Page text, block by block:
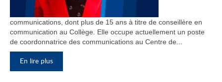
communications, dont plus de 15 ans à titre de conseillère en
communication au Collège. Elle occupe actuellement un poste
de coordonnatrice des communications au Centre de...
En lire plus